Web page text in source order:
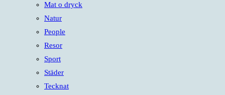
Mat o dryck
Natur
People
Resor
Sport
Städer
Tecknat